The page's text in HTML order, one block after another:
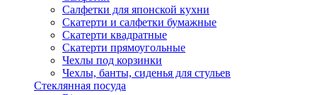
Салфетки для японской кухни
Скатерти и салфетки бумажные
Скатерти квадратные
Скатерти прямоугольные
Чехлы под корзинки
Чехлы, банты, сиденья для стульев
Стеклянная посуда